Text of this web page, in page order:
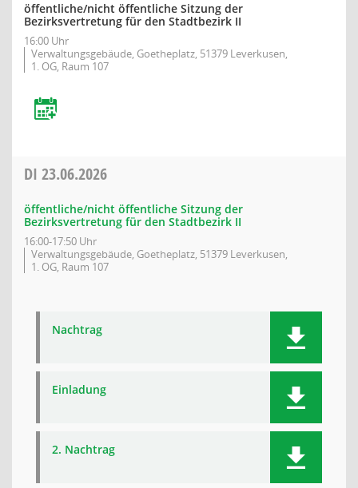
öffentliche/nicht öffentliche Sitzung der
Bezirksvertretung für den Stadtbezirk II
16:00 Uhr
Verwaltungsgebäude, Goetheplatz, 51379 Leverkusen,
1. OG, Raum 107
DI 23.06.2026
öffentliche/nicht öffentliche Sitzung der
Bezirksvertretung für den Stadtbezirk II
16:00-17:50 Uhr
Verwaltungsgebäude, Goetheplatz, 51379 Leverkusen,
1. OG, Raum 107
Nachtrag
Einladung
2. Nachtrag